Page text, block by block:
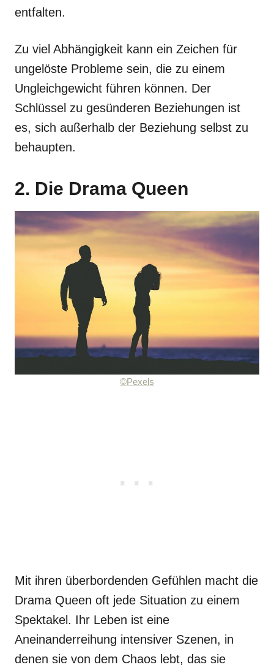
entfalten.
Zu viel Abhängigkeit kann ein Zeichen für
ungelöste Probleme sein, die zu einem
Ungleichgewicht führen können. Der
Schlüssel zu gesünderen Beziehungen ist
es, sich außerhalb der Beziehung selbst zu
behaupten.
2. Die Drama Queen
©Pexels
Mit ihren überbordenden Gefühlen macht die
Drama Queen oft jede Situation zu einem
Spektakel. Ihr Leben ist eine
Aneinanderreihung intensiver Szenen, in
denen sie von dem Chaos lebt, das sie